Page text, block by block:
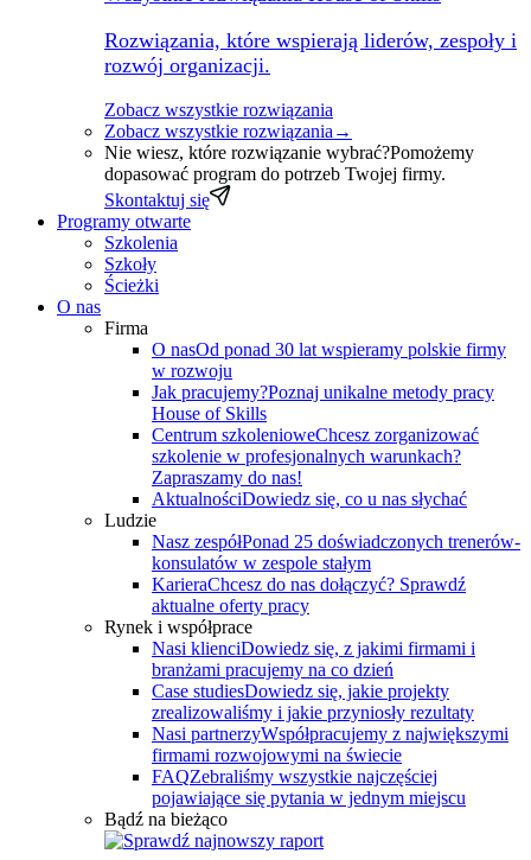
Rozwiązania, które wspierają liderów, zespoły i
rozwój organizacji.
Zobacz wszystkie rozwiązania
Zobacz wszystkie rozwiązania →
Nie wiesz, które rozwiązanie wybrać?Pomożemy
dopasować program do potrzeb Twojej firmy.
Skontaktuj się
Programy otwarte
Szkolenia
Szkoły
Ścieżki
O nas
Firma
O nasOd ponad 30 lat wspieramy polskie firmy
w rozwoju
Jak pracujemy?Poznaj unikalne metody pracy
House of Skills
Centrum szkolenioweChcesz zorganizować
szkolenie w profesjonalnych warunkach?
Zapraszamy do nas!
AktualnościDowiedz się, co u nas słychać
Ludzie
Nasz zespółPonad 25 doświadczonych trenerów-
konsulatów w zespole stałym
KarieraChcesz do nas dołączyć? Sprawdź
aktualne oferty pracy
Rynek i współprace
Nasi klienciDowiedz się, z jakimi firmami i
branżami pracujemy na co dzień
Case studiesDowiedz się, jakie projekty
zrealizowaliśmy i jakie przyniosły rezultaty
Nasi partnerzyWspółpracujemy z największymi
firmami rozwojowymi na świecie
FAQZebraliśmy wszystkie najczęściej
pojawiające się pytania w jednym miejscu
Bądź na bieżąco